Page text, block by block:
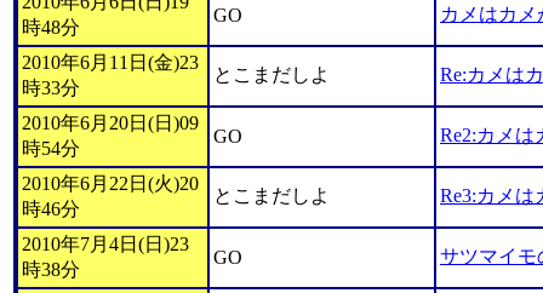
時48分
GO カメはカ
2010年6月11日(金)23
時33分
とこまだしよ Re:カメは
2010年6月20日(日)09
時54分
GO Re2:カメは
2010年6月22日(火)20
時46分
とこまだしよ Re3:カメは
2010年7月4日(日)23
時38分
GO サツマイモ